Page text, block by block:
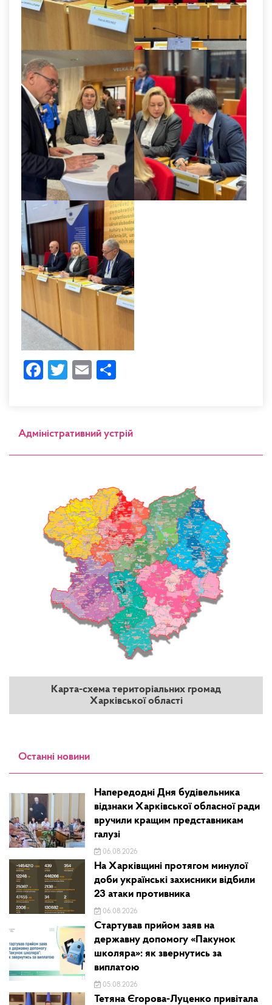
Facebook
Twitter
Email
Адміністративний устрій
Карта-схема територіальних громад
Харківської області
Останні новини
Напередодні Дня будівельника
відзнаки Харківської обласної ради
вручили кращим представникам
галузі
06.08.2026
На Харківщині протягом минулої
доби українські захисники відбили
23 атаки противника
06.08.2026
Стартував прийом заяв на
державну допомогу «Пакунок
школяра»: як звернутись за
виплатою
05.08.2026
Тетяна Єгорова-Луценко привітала